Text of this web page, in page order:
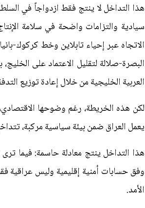
هذا التداخل لا ينتج فقط ازدواجاً في
سيادية والتزامات واضحة في سلامة
الاتجاه عبر إحياء تابلاين وخط كركوك-
البصرة-صلالة لتقليل الاعتماد على
العربية الخليجية من خلال إعادة توزيع
لكن هذه الخريطة، رغم وضوحها
يعمل العراق ضمن بيئة سياسية مركبة،
هذا التداخل ينتج معادلة حاسمة: فيما
وفق حسابات أمنية إقليمية وليس عراقية
الأمد.